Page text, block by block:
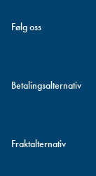
Følg oss
Betalingsalternativ
Fraktalternativ